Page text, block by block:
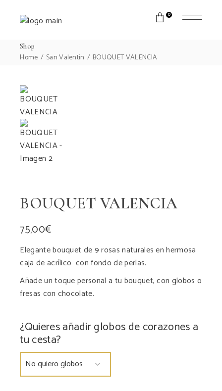
0
Shop
Home San Valentin BOUQUET VALENCIA
BOUQUET VALENCIA
75,00€
Elegante bouquet de 9 rosas naturales en hermosa
caja de acrílico con fondo de perlas.
Añade un toque personal a tu bouquet, con globos o
fresas con chocolate.
¿Quieres añadir globos de corazones a
tu cesta?